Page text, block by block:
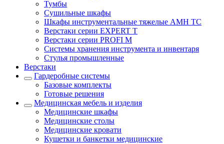
Тумбы
Cушильные шкафы
Шкафы инструментальные тяжелые AMH TC
Верстаки серии EXPERT T
Верстаки серии PROFI M
Системы хранения инструмента и инвентаря
Стулья промышленные
Верстаки
Гардеробные системы
Базовые комплекты
Готовые решения
Медицинская мебель и изделия
Медицинские шкафы
Медицинские столы
Медицинские кровати
Кушетки и банкетки медицинские